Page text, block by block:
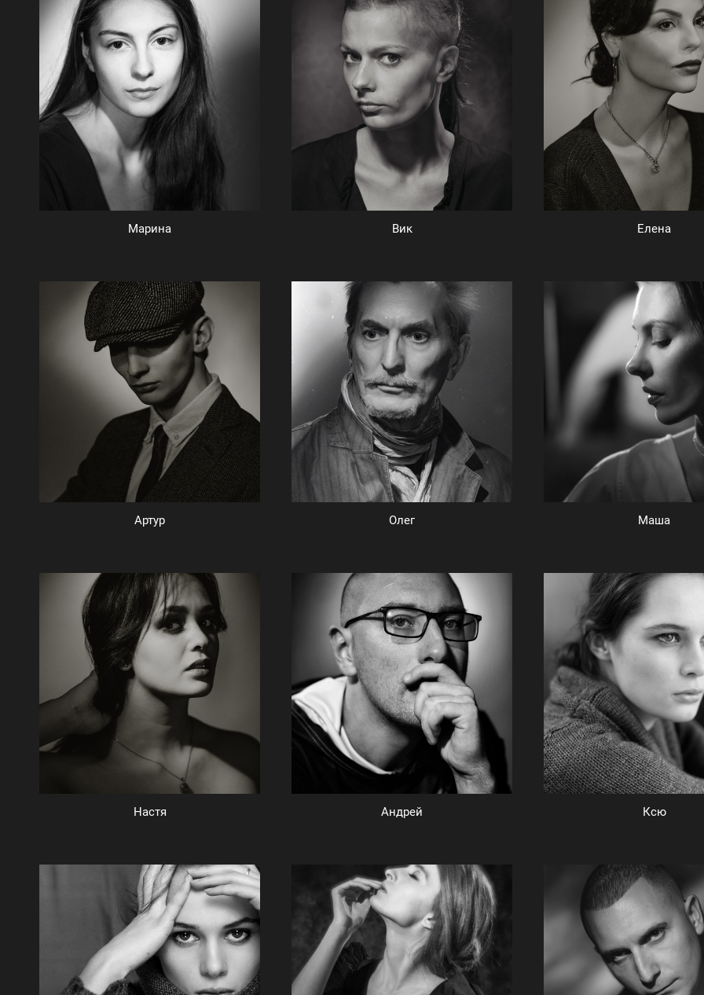
Марина Вик Елена
Артур Олег Маша
Настя Андрей Ксю